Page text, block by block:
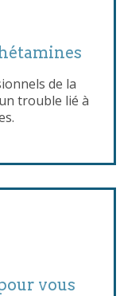
de la
trouble lié à
vous